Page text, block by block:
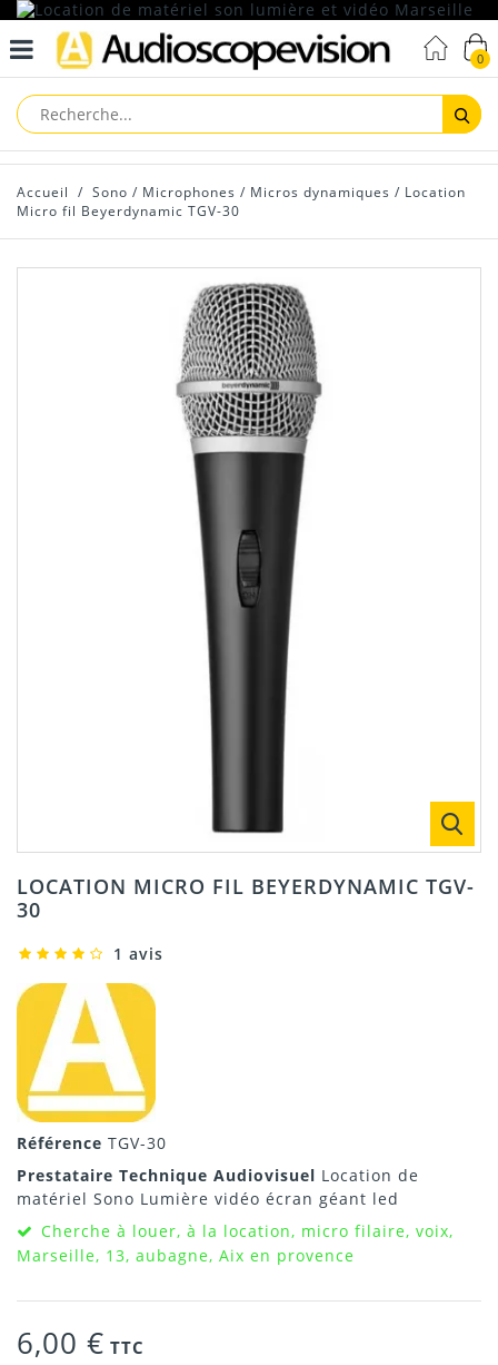
0
Accueil / Sono / Microphones / Micros dynamiques / Location
Micro fil Beyerdynamic TGV-30
LOCATION MICRO FIL BEYERDYNAMIC TGV-
30
1 avis
Référence TGV-30
Prestataire Technique Audiovisuel Location de
matériel Sono Lumière vidéo écran géant led
Cherche à louer, à la location, micro filaire, voix,
Marseille, 13, aubagne, Aix en provence
6,00 € TTC